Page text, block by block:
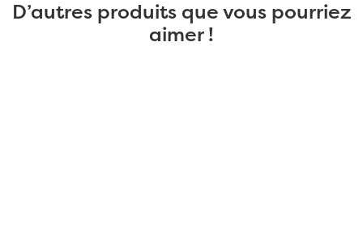
D’autres produits que vous pourriez
aimer !